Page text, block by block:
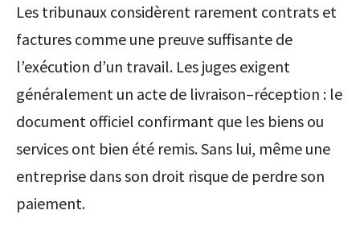
Les tribunaux considèrent rarement contrats et
factures comme une preuve suffisante de
l’exécution d’un travail. Les juges exigent
généralement un acte de livraison–réception : le
document officiel confirmant que les biens ou
services ont bien été remis. Sans lui, même une
entreprise dans son droit risque de perdre son
paiement.